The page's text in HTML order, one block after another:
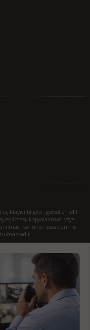
bilgiler, görseller telif
kopyalanması veya
kanunen yasaklanmış